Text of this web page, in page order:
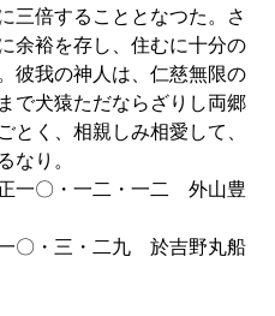
三倍することとなつた。さ
余裕を存し、住むに十分の
彼我の神人は、仁慈無限の
で犬猿ただならざりし両郷
とく、相親しみ相愛して、
なり。
一〇・一二・一二 外山豊
〇・三・二九 於吉野丸船